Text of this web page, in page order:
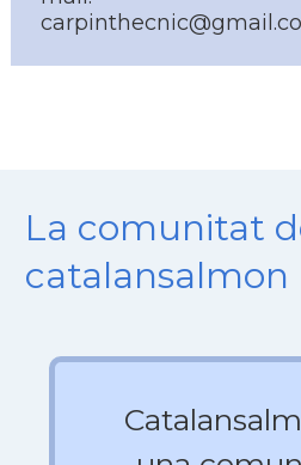
La comunitat
catalansalmon